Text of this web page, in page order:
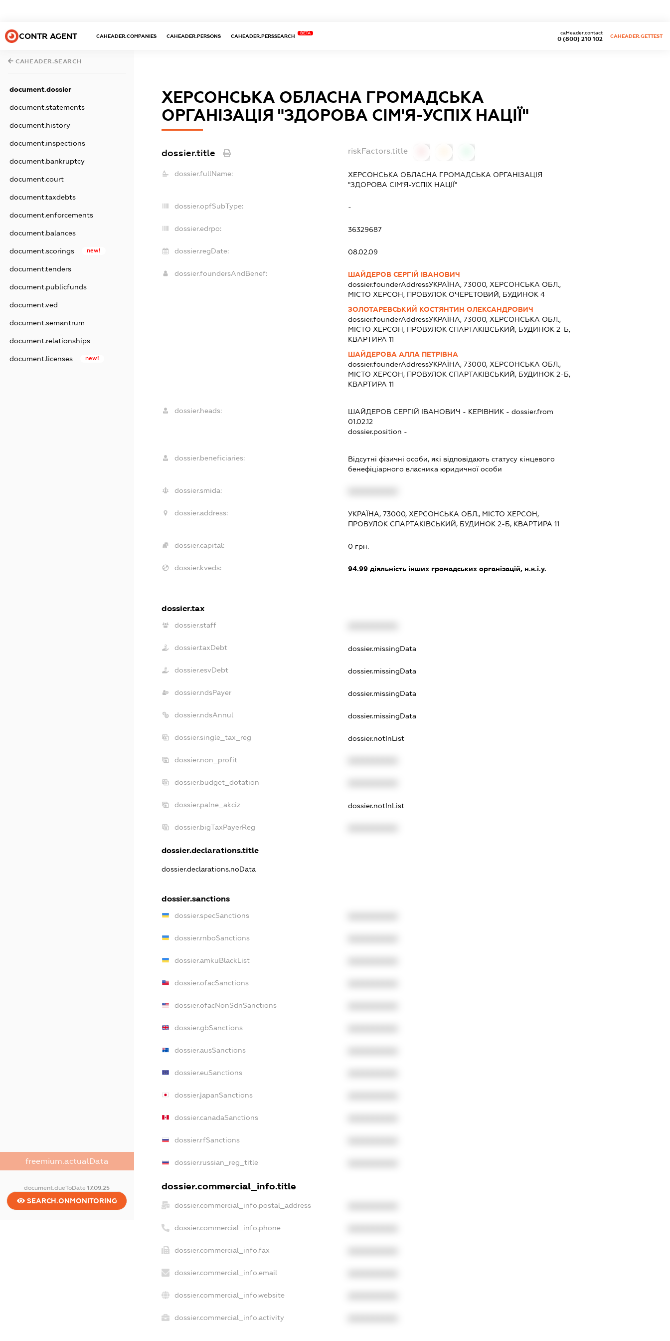
CONTR AGENT CAHEADER.COMPANIES CAHEADER.PERSONS CAHEADER.PERSSEARCH
BETA
0 (800) 210 102
caHeader.contact
CAHEADER.GETTEST
CAHEADER.SEARCH
document.dossier
document.statements
document.history
document.inspections
document.bankruptcy
document.court
document.taxdebts
document.enforcements
document.balances
document.scorings new!
document.tenders
document.publicfunds
document.ved
document.semantrum
document.relationships
document.licenses new!
freemium.actualData
document.dueToDate17.09.25
SEARCH.ONMONITORING
ХЕРСОНСЬКА ОБЛАСНА ГРОМАДСЬКА
ОРГАНІЗАЦІЯ "ЗДОРОВА СІМ'Я-УСПІХ НАЦІЇ"
dossier.title riskFactors.title
dossier.fullName:
ХЕРСОНСЬКА ОБЛАСНА ГРОМАДСЬКА ОРГАНІЗАЦІЯ
"ЗДОРОВА СІМ'Я-УСПІХ НАЦІЇ"
dossier.opfSubType: -
dossier.edrpo: 36329687
dossier.regDate: 08.02.09
dossier.foundersAndBenef:
ШАЙДЕРОВ СЕРГІЙ ІВАНОВИЧ
dossier.founderAddressУКРАЇНА, 73000, ХЕРСОНСЬКА ОБЛ.,
МІСТО ХЕРСОН, ПРОВУЛОК ОЧЕРЕТОВИЙ, БУДИНОК 4
ЗОЛОТАРЕВСЬКИЙ КОСТЯНТИН ОЛЕКСАНДРОВИЧ
dossier.founderAddressУКРАЇНА, 73000, ХЕРСОНСЬКА ОБЛ.,
МІСТО ХЕРСОН, ПРОВУЛОК СПАРТАКІВСЬКИЙ, БУДИНОК 2-Б,
КВАРТИРА 11
ШАЙДЕРОВА АЛЛА ПЕТРІВНА
dossier.founderAddressУКРАЇНА, 73000, ХЕРСОНСЬКА ОБЛ.,
МІСТО ХЕРСОН, ПРОВУЛОК СПАРТАКІВСЬКИЙ, БУДИНОК 2-Б,
КВАРТИРА 11
dossier.heads: ШАЙДЕРОВ СЕРГІЙ ІВАНОВИЧ - КЕРІВНИК - dossier.from
01.02.12
dossier.position -
dossier.beneficiaries:
Відсутні фізичні особи, які відповідають статусу кінцевого
бенефіціарного власника юридичної особи
dossier.smida:
dossier.address:
УКРАЇНА, 73000, ХЕРСОНСЬКА ОБЛ., МІСТО ХЕРСОН,
ПРОВУЛОК СПАРТАКІВСЬКИЙ, БУДИНОК 2-Б, КВАРТИРА 11
dossier.capital: 0 грн.
dossier.kveds: 94.99діяльність інших громадських організацій, н.в.і.у.
dossier.tax
dossier.staff
dossier.taxDebt dossier.missingData
dossier.esvDebt dossier.missingData
dossier.ndsPayer dossier.missingData
dossier.ndsAnnul dossier.missingData
dossier.single_tax_reg dossier.notInList
dossier.non_profit
dossier.budget_dotation
dossier.palne_akciz dossier.notInList
dossier.bigTaxPayerReg
dossier.declarations.title
dossier.declarations.noData
dossier.sanctions
dossier.specSanctions
dossier.rnboSanctions
dossier.amkuBlackList
dossier.ofacSanctions
dossier.ofacNonSdnSanctions
dossier.gbSanctions
dossier.ausSanctions
dossier.euSanctions
dossier.japanSanctions
dossier.canadaSanctions
dossier.rfSanctions
dossier.russian_reg_title
dossier.commercial_info.title
dossier.commercial_info.postal_address
dossier.commercial_info.phone
dossier.commercial_info.fax
dossier.commercial_info.email
dossier.commercial_info.website
dossier.commercial_info.activity